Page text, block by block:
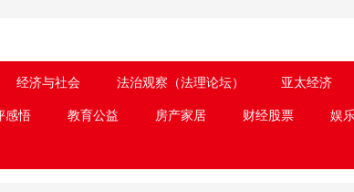
经济与社会 法治观察（法理论坛） 亚太经济
感悟 教育公益 房产家居 财经股票 娱